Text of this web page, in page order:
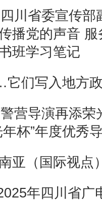
川省委宣传
播党的声音
班学习笔记
们写入地方
营导演再添
年杯”年度优秀
亚（国际视点
年四川省广